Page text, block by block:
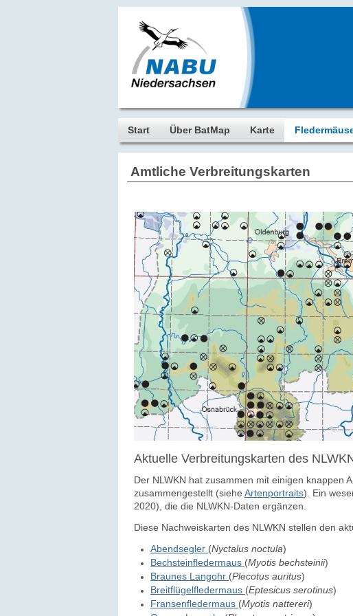
Start Über BatMap Karte
Amtliche Verbreitungskarten
Aktuelle Verbreitungskarten des
Der NLWKN hat zusammen mit einigen knappen
zusammengestellt (siehe Artenportraits). Ein
2020), die die NLWKN-Daten ergänzen.
Diese Nachweiskarten des NLWKN stellen den
Abendsegler (Nyctalus noctula)
Bechsteinfledermaus (Myotis bechsteinii)
Braunes Langohr (Plecotus auritus)
Breitflügelfledermaus (Eptesicus serotinus)
Fransenfledermaus (Myotis nattereri)